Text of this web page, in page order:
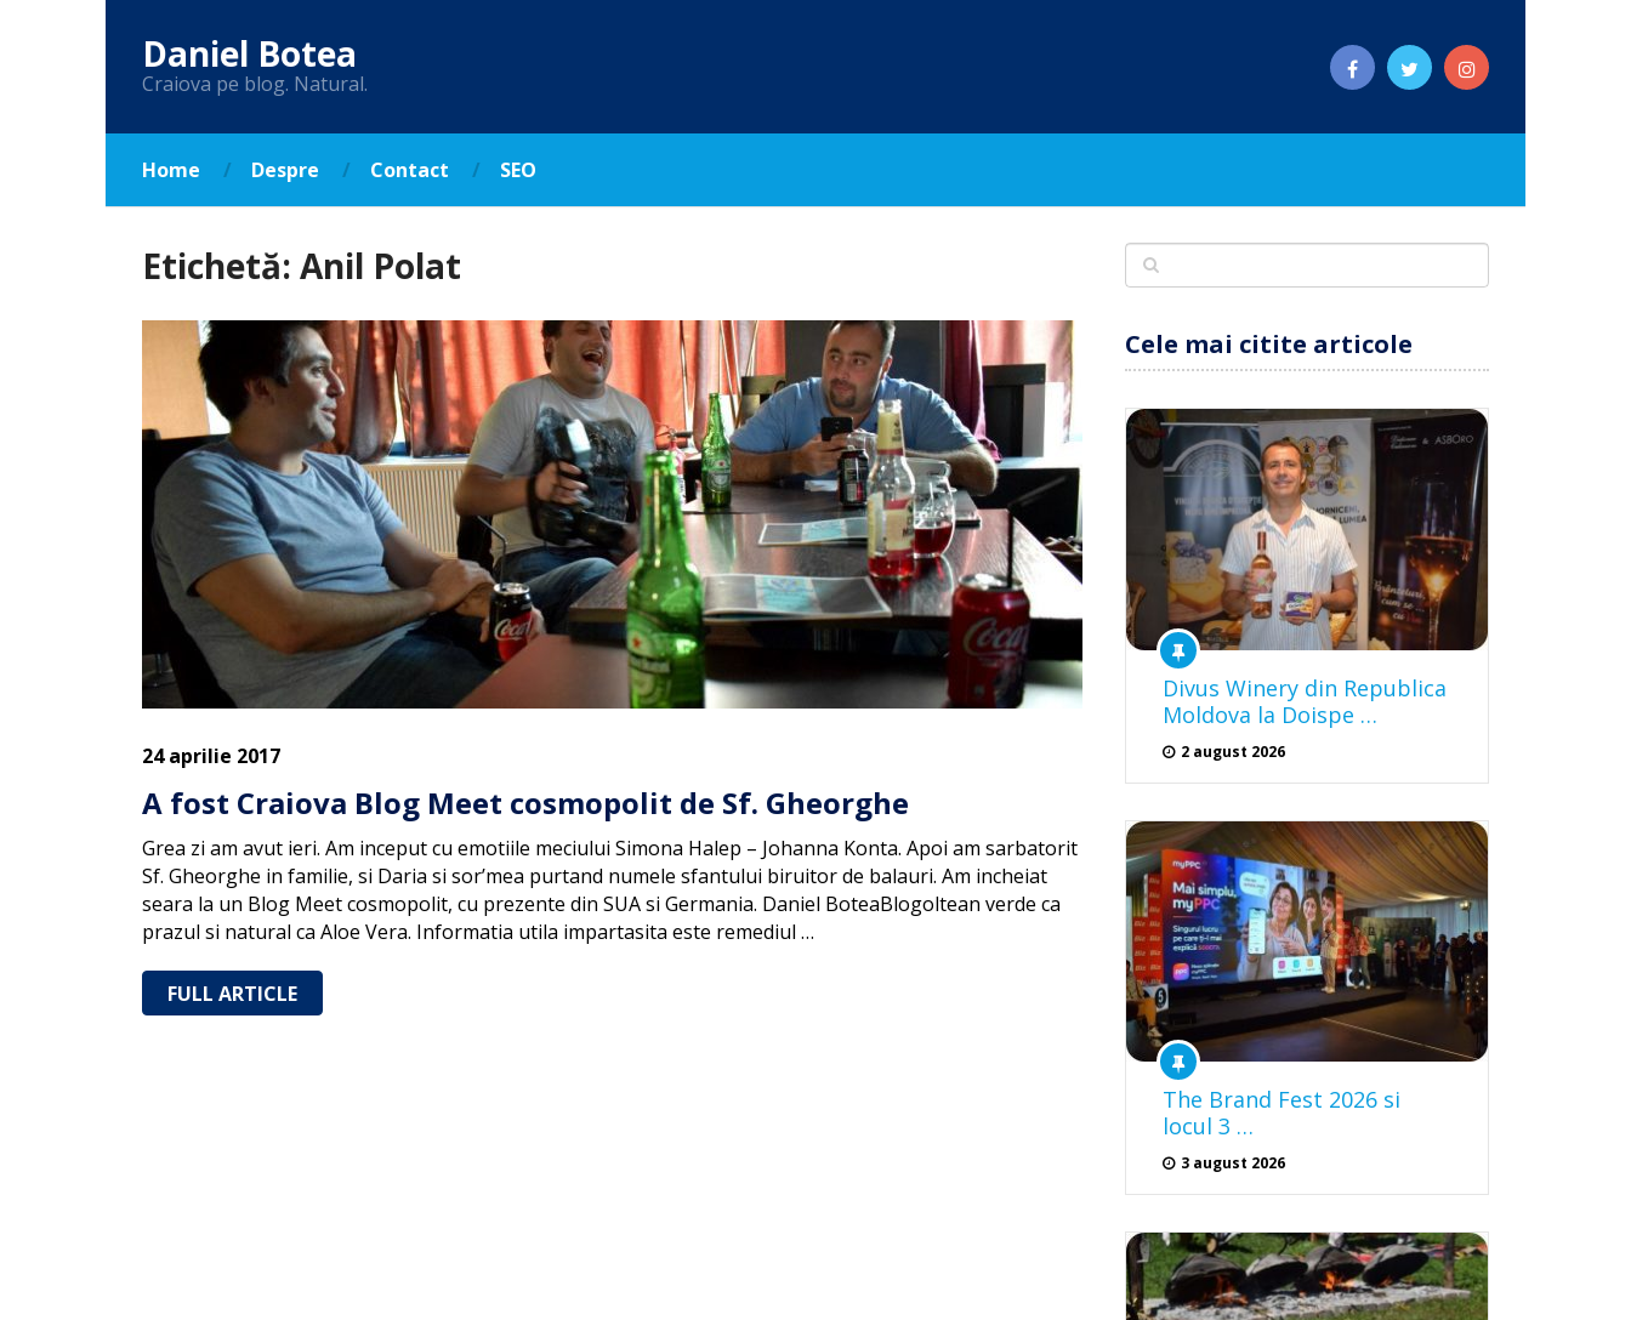
Daniel Botea
Craiova pe blog. Natural.
Home Despre Contact SEO
Etichetă: Anil Polat
24 aprilie 2017
A fost Craiova Blog Meet cosmopolit de Sf. Gheorghe
Grea zi am avut ieri. Am inceput cu emotiile meciului Simona Halep – Johanna Konta. Apoi am sarbatorit
Sf. Gheorghe in familie, si Daria si sor’mea purtand numele sfantului biruitor de balauri. Am incheiat
seara la un Blog Meet cosmopolit, cu prezente din SUA si Germania. Daniel BoteaBlogoltean verde ca
prazul si natural ca Aloe Vera. Informatia utila impartasita este remediul …
FULL ARTICLE
Cele mai citite articole
Divus Winery din Republica
Moldova la Doispe …
2 august 2026
The Brand Fest 2026 si
locul 3 …
3 august 2026